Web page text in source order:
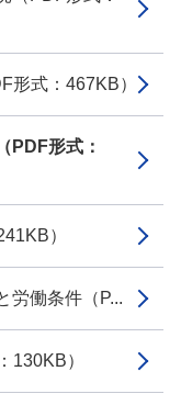
式：467KB）
形式：
）
働条件（P...
）